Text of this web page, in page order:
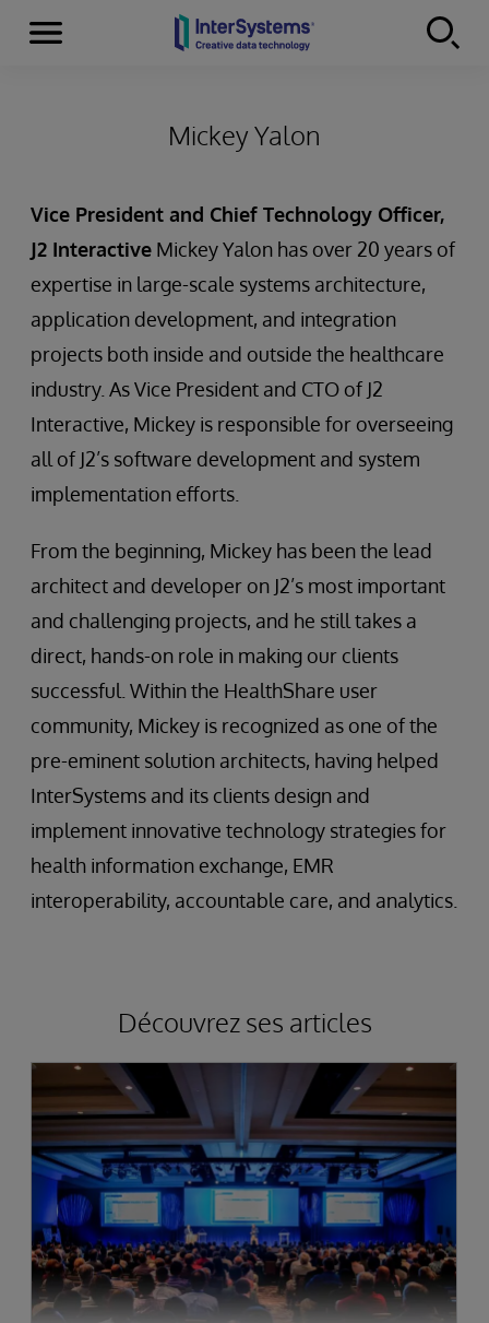
Skip to content
Menu
Mickey Yalon
Vice President and Chief Technology Officer,
J2 Interactive Mickey Yalon has over 20 years of
expertise in large-scale systems architecture,
application development, and integration
projects both inside and outside the healthcare
industry. As Vice President and CTO of J2
Interactive, Mickey is responsible for overseeing
all of J2’s software development and system
implementation efforts.
From the beginning, Mickey has been the lead
architect and developer on J2’s most important
and challenging projects, and he still takes a
direct, hands-on role in making our clients
successful. Within the HealthShare user
community, Mickey is recognized as one of the
pre-eminent solution architects, having helped
InterSystems and its clients design and
implement innovative technology strategies for
health information exchange, EMR
interoperability, accountable care, and analytics.
Découvrez ses articles